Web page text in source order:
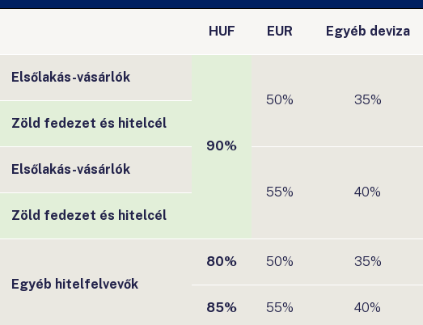
HUF EUR Egyéb deviza
Elsőlakás-vásárlók
90%
50%
35%
Zöld fedezet és hitelcél
Elsőlakás-vásárlók
55%
40%
Zöld fedezet és hitelcél
Egyéb hitelfelvevők
80% 50% 35%
85% 55% 40%